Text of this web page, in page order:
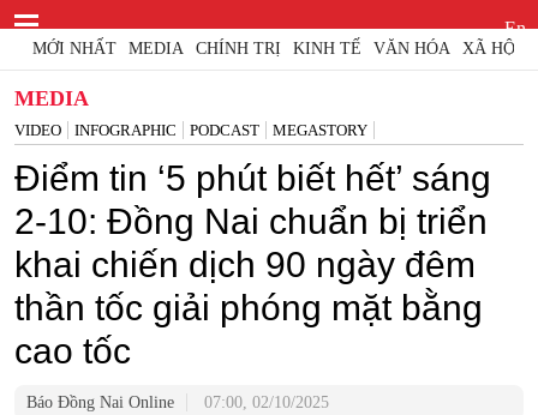
En
MỚI NHẤT MEDIA CHÍNH TRỊ KINH TẾ VĂN HÓA XÃ HỘI
MEDIA
VIDEO INFOGRAPHIC PODCAST MEGASTORY
Điểm tin ‘5 phút biết hết’ sáng
2-10: Đồng Nai chuẩn bị triển
khai chiến dịch 90 ngày đêm
thần tốc giải phóng mặt bằng
cao tốc
Báo Đồng Nai Online 07:00, 02/10/2025